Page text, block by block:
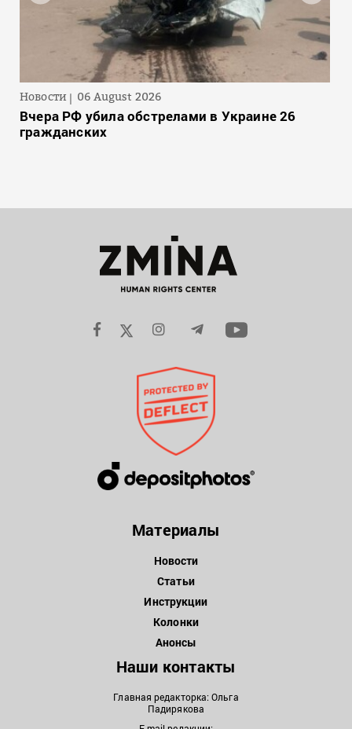
Новости 06 August 2026
Вчера РФ убила обстрелами в Украине 26
гражданских
Материалы
Новости
Статьи
Инструкции
Колонки
Анонсы
Наши контакты
Главная редакторка: Ольга
Падирякова